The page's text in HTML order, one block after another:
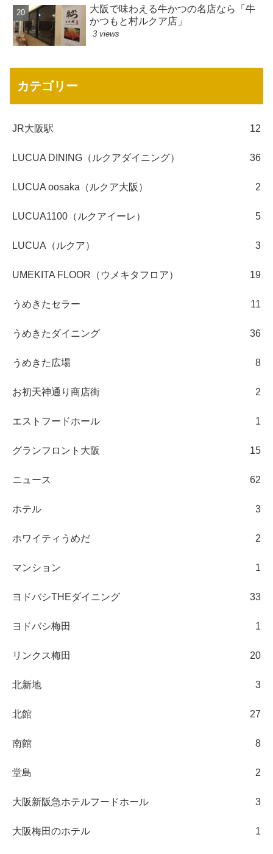
大阪で味わえる牛かつの名店なら「牛
かつもと村ルクア店」
3 views
カテゴリー
JR大阪駅 12
LUCUA DINING（ルクアダイニング） 36
LUCUA oosaka（ルクア大阪） 2
LUCUA1100（ルクアイーレ） 5
LUCUA（ルクア） 3
UMEKITA FLOOR（ウメキタフロア） 19
うめきたセラー 11
うめきたダイニング 36
うめきた広場 8
お初天神通り商店街 2
エストフードホール 1
グランフロント大阪 15
ニュース 62
ホテル 3
ホワイティうめだ 2
マンション 1
ヨドバシTHEダイニング 33
ヨドバシ梅田 1
リンクス梅田 20
北新地 3
北館 27
南館 8
堂島 2
大阪新阪急ホテルフードホール 3
大阪梅田のホテル 1